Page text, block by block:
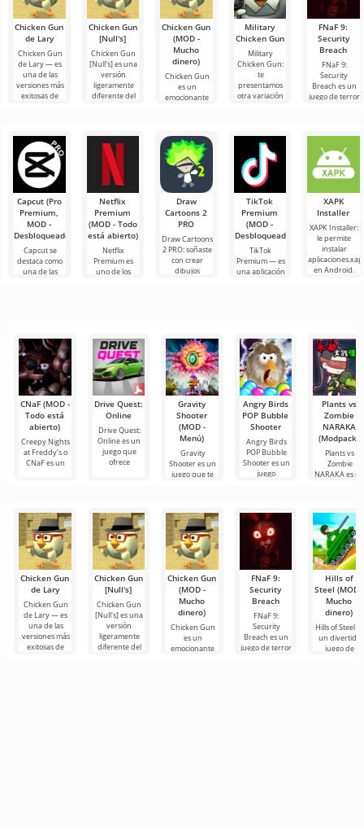
Chicken Gun
de Lary
Chicken Gun
de Lary — es
una de las
versiones más
exitosas de
Chicken Gun
[Null's]
Chicken Gun
[Null's] es una
versión
ligeramente
diferente del
Chicken Gun
(MOD -
Mucho
dinero)
Chicken Gun
es un
emocionante
se ha vuelto
popular en
todo el
Military
Chicken Gun
Military
Chicken Gun:
te
presentamos
otra variación
del
FNaF 9:
Security
Breach
FNaF 9:
Security
Breach es un
juego de terror
confort
Capcut (Pro
Premium,
MOD -
Desbloqueado)
Capcut se
destaca como
una de las
Netflix
Premium
(MOD - Todo
está abierto)
Netflix
Premium es
uno de los
Draw
Cartoons 2
PRO
Draw Cartoons
2 PRO: soñaste
con crear
dibujos
TikTok
Premium
(MOD -
Desbloqueado)
TikTok
Premium — es
una aplicación
XAPK
Installer
XAPK Installer:
le permite
instalar
en Android.
CNaF (MOD -
Todo está
abierto)
Creepy Nights
at Freddy’s o
CNaF es un
Drive Quest:
Online
Drive Quest:
Online es un
juego que
ofrece
Gravity
Shooter
(MOD -
Menú)
Gravity
Shooter es un
juego que te
Angry Birds
POP Bubble
Shooter
Angry Birds
POP Bubble
Shooter es un
juego
Plants vs
Zombie
NARAKA
(Modpack)
Plants vs
Zombie
NARAKA es
Chicken Gun
de Lary
Chicken Gun
de Lary — es
una de las
versiones más
exitosas de
Chicken Gun
[Null's]
Chicken Gun
[Null's] es una
versión
ligeramente
diferente del
Chicken Gun
(MOD -
Mucho
dinero)
Chicken Gun
es un
emocionante
FNaF 9:
Security
Breach
FNaF 9:
Security
Breach es un
juego de terror
Hills of
Steel (MOD -
Mucho
dinero)
Hills of Steel es
un divertido
juego de